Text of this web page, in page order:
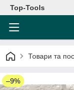
Top-Tools
Товари та
–9%